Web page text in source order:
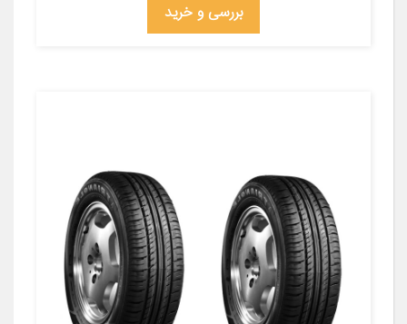
بررسی و خرید